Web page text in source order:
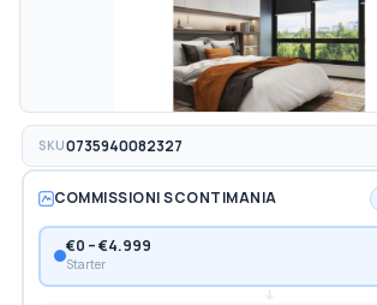
SKU0735940082327
COMMISSIONI SCONTIMANIA
€0 – €4.999
Starter